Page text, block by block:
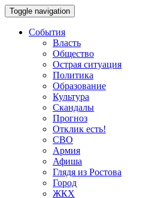
Toggle navigation
События
Власть
Общество
Острая ситуация
Политика
Образование
Культура
Скандалы
Прогноз
Отклик есть!
СВО
Армия
Афиша
Глядя из Ростова
Город
ЖКХ